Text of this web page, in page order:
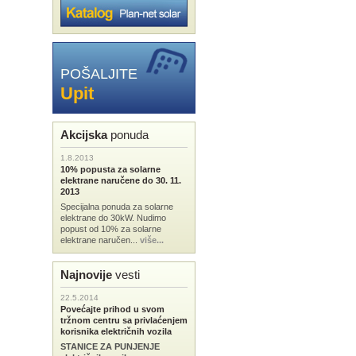
POŠALJITE
Upit
Akcijska ponuda
1.8.2013
10% popusta za solarne
elektrane naručene do 30. 11.
2013
Specijalna ponuda za solarne
elektrane do 30kW. Nudimo
popust od 10% za solarne
elektrane naručen... više...
Najnovije vesti
22.5.2014
Povećajte prihod u svom
tržnom centru sa privlaćenjem
korisnika električnih vozila
STANICE ZA PUNJENJE